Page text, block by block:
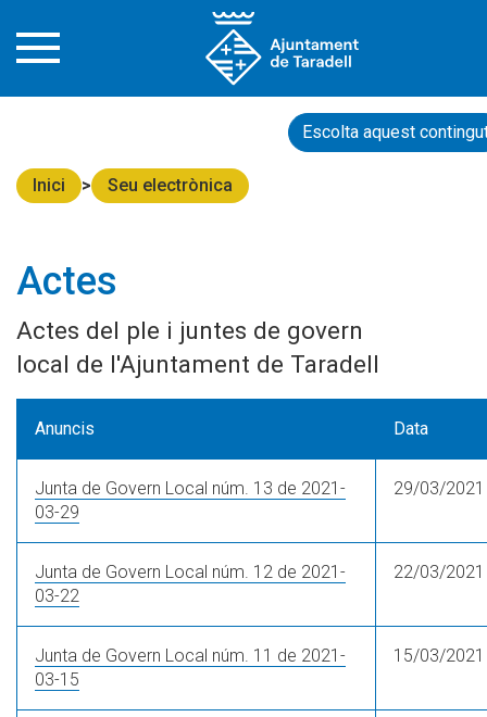
Escolta aquest
Inici Seu electrònica
Actes
Actes del ple i juntes de govern
local de l'Ajuntament de Taradell
Anuncis Data
Junta de Govern Local núm. 13 de 2021-
03-29
29/03/2021
Junta de Govern Local núm. 12 de 2021-
03-22
22/03/2021
Junta de Govern Local núm. 11 de 2021-
03-15
15/03/2021